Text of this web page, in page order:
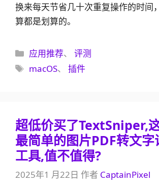
换来每天节省几十次重复操作的时间
算都是划算的。
分
应用推荐、评测
标
macOS、插件
超低价买了TextSniper,
最简单的图片PDF转文字
工具,值不值得?
2025年1 月22日 作者 CaptainPixel